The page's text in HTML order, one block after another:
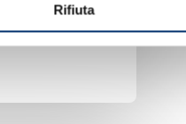
Rifiuta